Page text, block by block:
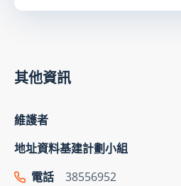
其他資訊
維護者
地址資料基建計劃小組
電話
38556952